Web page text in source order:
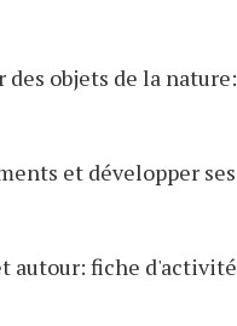
objets de la nature:
et développer ses
autour: fiche d'activité